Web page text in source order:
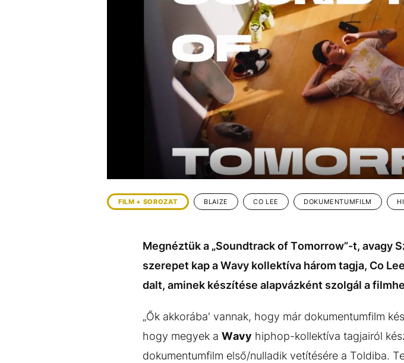
REFRESHER
MédiaajánlatImpresszum
FILM + SOROZAT BLAIZE CO LEE DOKUMENTUMFILM
Megnéztük a „Soundtrack of Tomorrow”-t, avagy
szerepet kap a Wavy kollektíva három tagja, Co
dalt, aminek készítése alapvázként szolgál a
„Ők akkorába' vannak, hogy már dokumentumfilm
hogy megyek a Wavy hiphop-kollektíva tagjairól
dokumentumfilm első/nulladik vetítésére a Toldiba.